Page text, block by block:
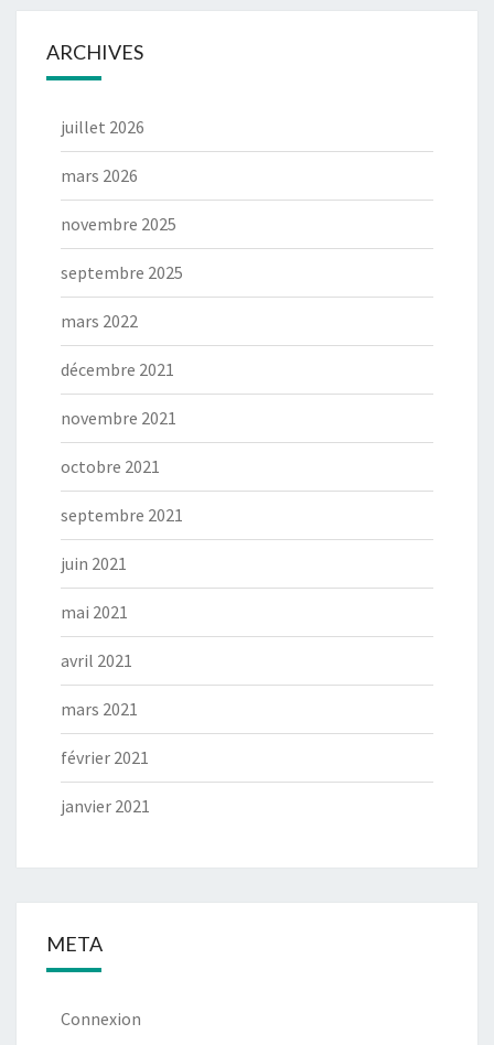
ARCHIVES
juillet 2026
mars 2026
novembre 2025
septembre 2025
mars 2022
décembre 2021
novembre 2021
octobre 2021
septembre 2021
juin 2021
mai 2021
avril 2021
mars 2021
février 2021
janvier 2021
META
Connexion